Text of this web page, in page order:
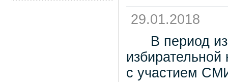
29.01.2018
В период
с участием